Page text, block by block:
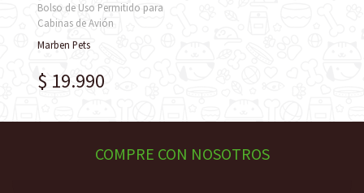
Bolso de Uso Permitido para
Cabinas de Avión
Marben Pets
$ 19.990
COMPRE CON NOSOTROS